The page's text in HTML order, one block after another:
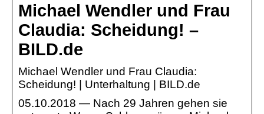
Michael Wendler und Frau
Claudia: Scheidung! –
BILD.de
Michael Wendler und Frau Claudia:
Scheidung! | Unterhaltung | BILD.de
05.10.2018 — Nach 29 Jahren gehen sie